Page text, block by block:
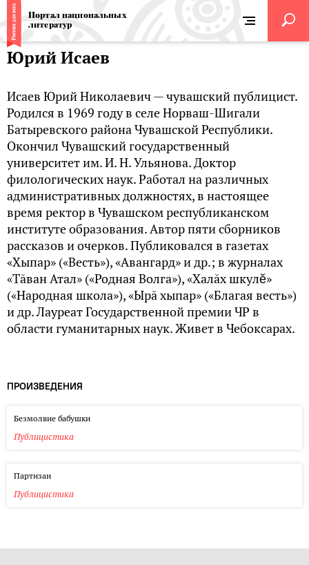
Портал национальных
литератур
Юрий Исаев
Исаев Юрий Николаевич — чувашский публицист.
Родился в 1969 году в селе Норваш-Шигали
Батыревского района Чувашской Республики.
Окончил Чувашский государственный
университет им. И. Н. Ульянова. Доктор
филологических наук. Работал на различных
административных должностях, в настоящее
время ректор в Чувашском республиканском
институте образования. Автор пяти сборников
рассказов и очерков. Публиковался в газетах
«Хыпар» («Весть»), «Авангард» и др.; в журналах
«Тăван Атал» («Родная Волга»), «Халăх шкулĕ»
(«Народная школа»), «Ырă хыпар» («Благая весть»)
и др. Лауреат Государственной премии ЧР в
области гуманитарных наук. Живет в Чебоксарах.
ПРОИЗВЕДЕНИЯ
Безмолвие бабушки
Публицистика
Партизан
Публицистика